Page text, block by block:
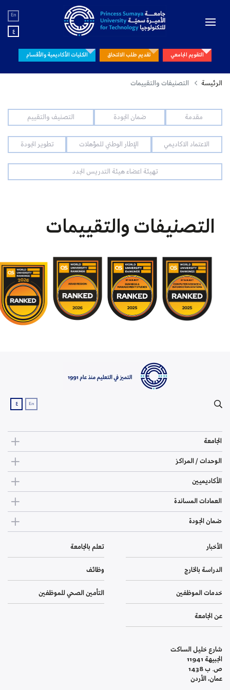
En
ع
التقويم الجامعي تقديم طلب الالتحاق الكليات الأكاديمية والأقسام
الرئيسة التصنيفات والتقييمات
مقدمة ضمان الجودة التصنيف والتقييم
الاعتماد الاكاديمي الإطار الوطني للمؤهلات تطوير الجودة
تهيئة اعضاء هيئة التدريس الجدد
التصنيفات والتقييمات
En ع
الجامعة
الوحدات / المراكز
الأكاديميين
العمادات المساندة
ضمان الجودة
الأخبار تعلم بالجامعة
الدراسة بالخارج وظائف
خدمات الموظفين التأمين الصحي للموظفين
عن الجامعة
شارع خليل الساكت
الجبيهة 11941
ص. ب 1438
عمان، الأردن